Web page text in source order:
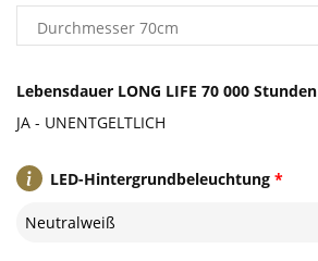
Lebensdauer LONG LIFE 70 000 Stunden
JA - UNENTGELTLICH
*
LED-Hintergrundbeleuchtung
Neutralweiß